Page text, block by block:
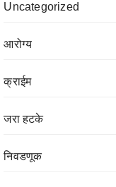
Uncategorized
आरोग्य
क्राईम
जरा हटके
निवडणूक